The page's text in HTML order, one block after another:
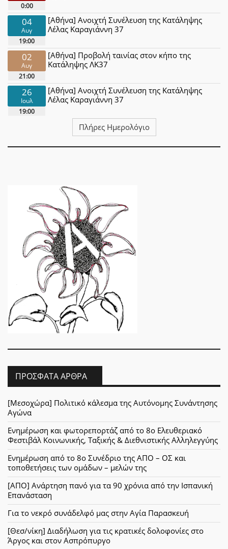
0:00
04
Αυγ
19:00
[Αθήνα] Ανοιχτή Συνέλευση της Κατάληψης
Λέλας Καραγιάννη 37
02
Αυγ
21:00
[Αθήνα] Προβολή ταινίας στον κήπο της
Κατάληψης ΛΚ37
26
Ιουλ
19:00
[Αθήνα] Ανοιχτή Συνέλευση της Κατάληψης
Λέλας Καραγιάννη 37
Πλήρες Ημερολόγιο
ΠΡΌΣΦΑΤΑ ΆΡΘΡΑ
[Μεσοχώρα] Πολιτικό κάλεσμα της Αυτόνομης Συνάντησης
Αγώνα
Ενημέρωση και φωτορεπορτάζ από το 8ο Ελευθεριακό
Φεστιβάλ Κοινωνικής, Ταξικής & Διεθνιστικής Αλληλεγγύης
Ενημέρωση από το 8ο Συνέδριο της ΑΠΟ – ΟΣ και
τοποθετήσεις των ομάδων – μελών της
[ΑΠΟ] Ανάρτηση πανό για τα 90 χρόνια από την Ισπανική
Επανάσταση
Για το νεκρό συνάδελφό μας στην Αγία Παρασκευή
[Θεσ/νίκη] Διαδήλωση για τις κρατικές δολοφονίες στο
Άργος και στον Ασπρόπυργο